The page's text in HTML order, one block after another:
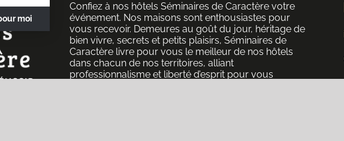
Confiez à nos hôtels Séminaires de Caractère votre
événement. Nos maisons sont enthousiastes pour
vous recevoir. Demeures au goût du jour, héritage de
bien vivre, secrets et petits plaisirs, Séminaires de
Caractère livre pour vous le meilleur de nos hôtels
dans chacun de nos territoires, alliant
professionnalisme et liberté d’esprit pour vous
moi
vos Options
vos paramètres de confidentialité, en garantissant la conformité avec les